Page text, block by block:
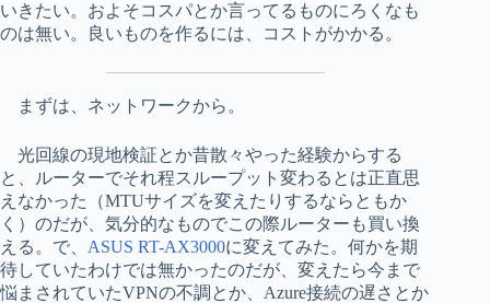
いきたい。およそコスパとか言ってるものにろくなも
のは無い。良いものを作るには、コストがかかる。
まずは、ネットワークから。
光回線の現地検証とか昔散々やった経験からする
と、ルーターでそれ程スループット変わるとは正直思
えなかった（MTUサイズを変えたりするならともか
く）のだが、気分的なものでこの際ルーターも買い換
える。で、 ASUS RT-AX3000に変えてみた。何かを期
待していたわけでは無かったのだが、変えたら今まで
悩まされていたVPNの不調とか、Azure接続の遅さとか